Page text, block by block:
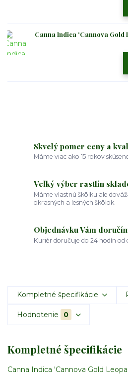
Canna Indica 'Cannova Gold
Skvelý pomer ceny a
Máme viac ako 15 rokov
Veľký výber rastlín
Máme vlastnú škôlku ale
okrasných a lesných škôlok.
Objednávku Vám
Kuriér doručuje do 24 hodín od
Kompletné špecifikácie
Hodnotenie 0
Kompletné špecifikácie
Canna Indica 'Cannova Gold